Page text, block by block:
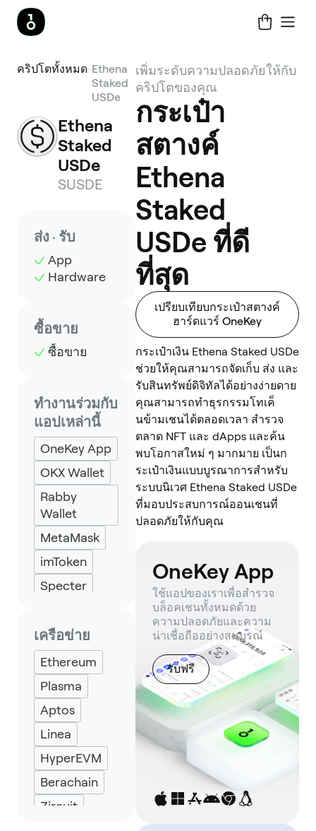
คริปโตทั้งหมด Ethena
Staked
USDe
Ethena
Staked
USDe
SUSDE
ส่ง · รับ
App
Hardware
ซื้อขาย
ซื้อขาย
ทำงานร่วมกับ
แอปเหล่านี้
OneKey App
OKX Wallet
Rabby
Wallet
MetaMask
imToken
Specter
Solflare
Backpack
Keplr
Eternl
UniSat
เครือข่าย
Ethereum
Plasma
Aptos
Linea
HyperEVM
Berachain
Zircuit
เพิ่มระดับความปลอดภัยให้กับ
คริปโตของคุณ
กระเป๋า
สตางค์
Ethena
Staked
USDe ที่ดี
ที่สุด
เปรียบเทียบกระเป๋าสตางค์
ฮาร์ดแวร์ OneKey
กระเป๋าเงิน Ethena Staked USDe
ช่วยให้คุณสามารถจัดเก็บ ส่ง และ
รับสินทรัพย์ดิจิทัลได้อย่างง่ายดาย
คุณสามารถทำธุรกรรมโทเค็
นข้ามเชนได้ตลอดเวลา สำรวจ
ตลาด NFT และ dApps และค้น
พบโอกาสใหม่ ๆ มากมาย เป็นก
ระเป๋าเงินแบบบูรณาการสำหรับ
ระบบนิเวศ Ethena Staked USDe
ที่มอบประสบการณ์ออนเชนที่
ปลอดภัยให้กับคุณ
OneKey App
ใช้แอปของเราเพื่อสำรวจ
บล็อคเชนทั้งหมดด้วย
ความปลอดภัยและความ
น่าเชื่อถืออย่างสมบูรณ์
รับฟรี